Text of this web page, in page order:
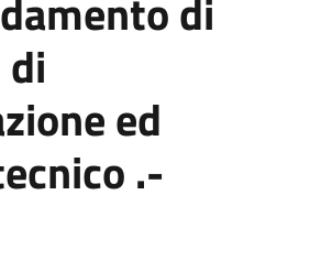
di
ed
.-